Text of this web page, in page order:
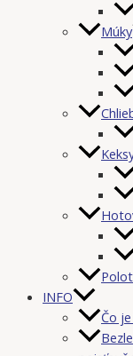
Múky
INFO
Čo